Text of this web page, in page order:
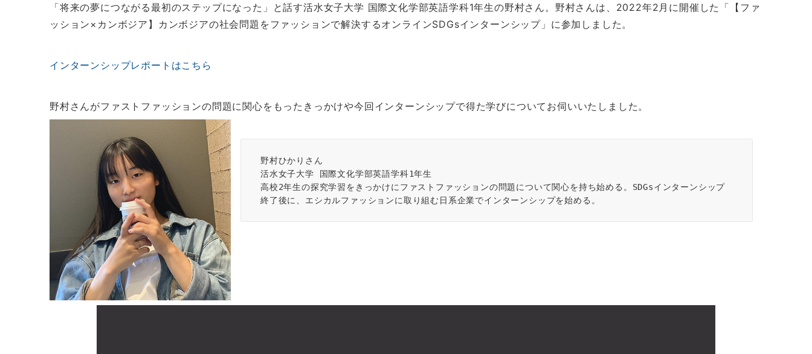
「将来の夢につながる最初のステップになった」と話す活水女子大学 国際文化学部英語学科1年生の野村さん。野村さんは、2022年2月に開催した「【ファ
ッション×カンボジア】カンボジアの社会問題をファッションで解決するオンラインSDGsインターンシップ」に参加しました。
インターンシップレポートはこちら
野村さんがファストファッションの問題に関心をもったきっかけや今回インターンシップで得た学びについてお伺いいたしました。
野村ひかりさん
活水女子大学 国際文化学部英語学科1年生
高校2年生の探究学習をきっかけにファストファッションの問題について関心を持ち始める。SDGsインターンシップ
終了後に、エシカルファッションに取り組む日系企業でインターンシップを始める。